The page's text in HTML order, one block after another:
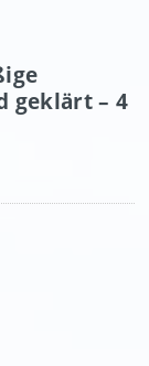
geklärt – 4